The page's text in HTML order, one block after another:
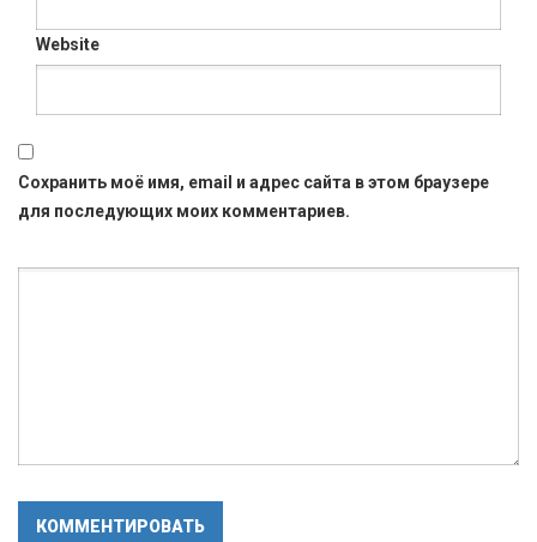
Website
Сохранить моё имя, email и адрес сайта в этом браузере
для последующих моих комментариев.